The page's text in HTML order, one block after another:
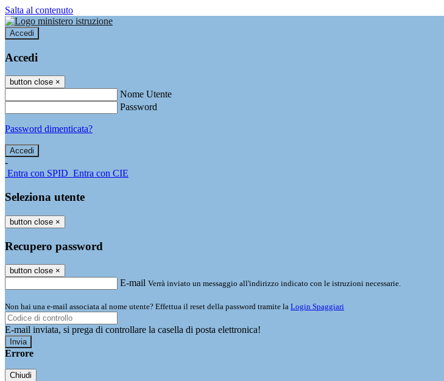
Salta al contenuto
Accedi
Accedi
button close ×
Nome Utente
Password
Password dimenticata?
-
Entra con SPID Entra con CIE
Seleziona utente
button close ×
Recupero password
button close ×
E-mail Verrà inviato un messaggio all'indirizzo indicato con le istruzioni necessarie.
Non hai una e-mail associata al nome utente? Effettua il reset della password tramite la Login Spaggiari
E-mail inviata, si prega di controllare la casella di posta elettronica!
Errore
Chiudi